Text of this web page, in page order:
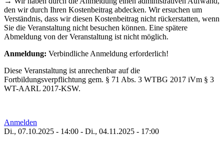
den wir durch Ihren Kostenbeitrag abdecken. Wir ersuchen um
Verständnis, dass wir diesen Kostenbeitrag nicht rückerstatten, wenn
Sie die Veranstaltung nicht besuchen können. Eine spätere
Abmeldung von der Veranstaltung ist nicht möglich.
Anmeldung: Verbindliche Anmeldung erforderlich!
Diese Veranstaltung ist anrechenbar auf die
Fortbildungsverpflichtung gem. § 71 Abs. 3 WTBG 2017 iVm § 3
WT-AARL 2017-KSW.
Anmelden
Di., 07.10.2025 - 14:00 - Di., 04.11.2025 - 17:00